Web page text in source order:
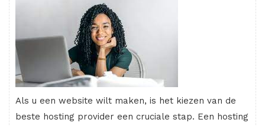
Als u een website wilt maken, is het kiezen van de
beste hosting provider een cruciale stap. Een hosting